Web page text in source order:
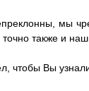
мы
также и
чтобы Вы